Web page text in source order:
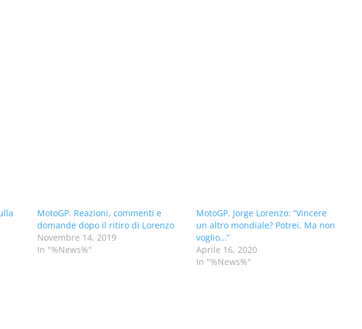
MotoGP. Reazioni, commenti e
domande dopo il ritiro di Lorenzo
Novembre 14, 2019
In "%News%"
MotoGP. Jorge Lorenzo: “Vincere
un altro mondiale? Potrei. Ma non
voglio…”
Aprile 16, 2020
In "%News%"